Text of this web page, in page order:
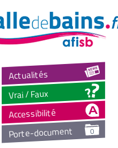
Actualités
Vrai / Faux
Accessibilité
Porte-document 0